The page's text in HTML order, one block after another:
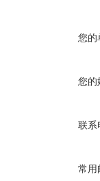
您的
您的
联系
常用